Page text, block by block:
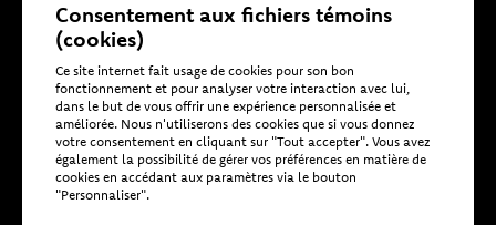
Conception
de devis
personnalisés
selon vos
besoins
techniques et
Consentement aux fichiers témoins
(cookies)
Ce site internet fait usage de cookies pour son bon
fonctionnement et pour analyser votre interaction avec lui,
dans le but de vous offrir une expérience personnalisée et
améliorée. Nous n'utiliserons des cookies que si vous donnez
votre consentement en cliquant sur "Tout accepter". Vous avez
également la possibilité de gérer vos préférences en matière de
cookies en accédant aux paramètres via le bouton
"Personnaliser".